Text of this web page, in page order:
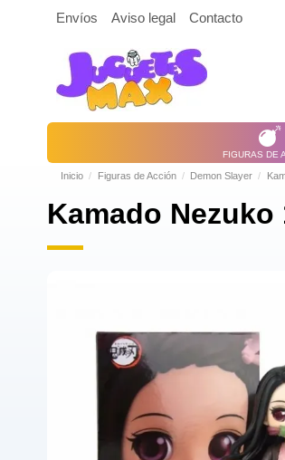
Envíos Aviso legal Contacto
FIGURAS DE
Inicio Figuras de Acción Demon Slayer
Kamado